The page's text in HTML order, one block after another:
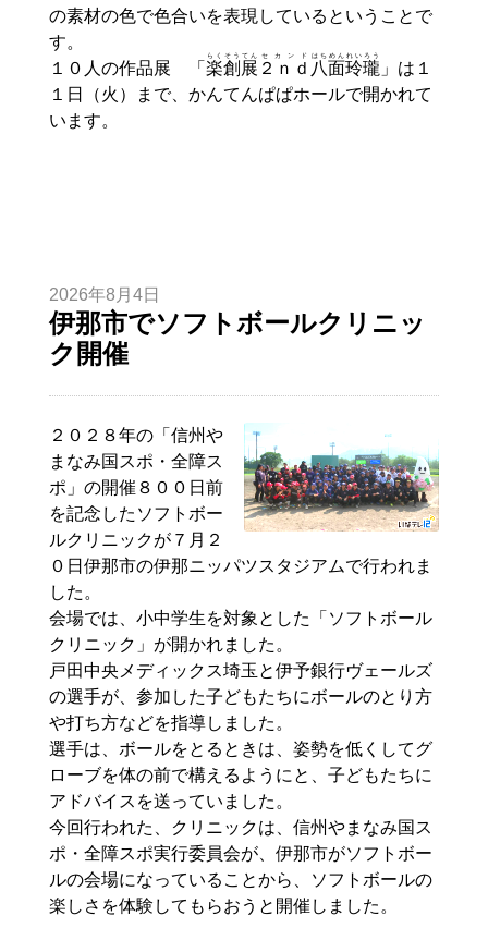
の素材の色で色合いを表現しているということで
す。
１０人の作品展 「楽
らく
創展
そうてん
２ｎｄ
セカンド
八面玲瓏
はちめんれいろう
」は１
１日（火）まで、かんてんぱぱホールで開かれて
います。
2026年8月4日
伊那市でソフトボールクリニッ
ク開催
２０２８年の「信州や
まなみ国スポ・全障ス
ポ」の開催８００日前
を記念したソフトボー
ルクリニックが７月２
０日伊那市の伊那ニッパツスタジアムで行われま
した。
会場では、小中学生を対象とした「ソフトボール
クリニック」が開かれました。
戸田中央メディックス埼玉と伊予銀行ヴェールズ
の選手が、参加した子どもたちにボールのとり方
や打ち方などを指導しました。
選手は、ボールをとるときは、姿勢を低くしてグ
ローブを体の前で構えるようにと、子どもたちに
アドバイスを送っていました。
今回行われた、クリニックは、信州やまなみ国ス
ポ・全障スポ実行委員会が、伊那市がソフトボー
ルの会場になっていることから、ソフトボールの
楽しさを体験してもらおうと開催しました。